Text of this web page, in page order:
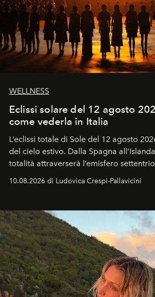
WELLNESS
Eclissi solare del 12 agosto
come vederla in Italia
L’eclissi totale di Sole del 12 agosto
del cielo estivo. Dalla Spagna
totalità attraverserà l’emisfero
Italia il fenomeno sarà parziale ma
spettacolare al Nord. Orari, città
10.08.2026 di Ludovica Crespi-Pallavicini